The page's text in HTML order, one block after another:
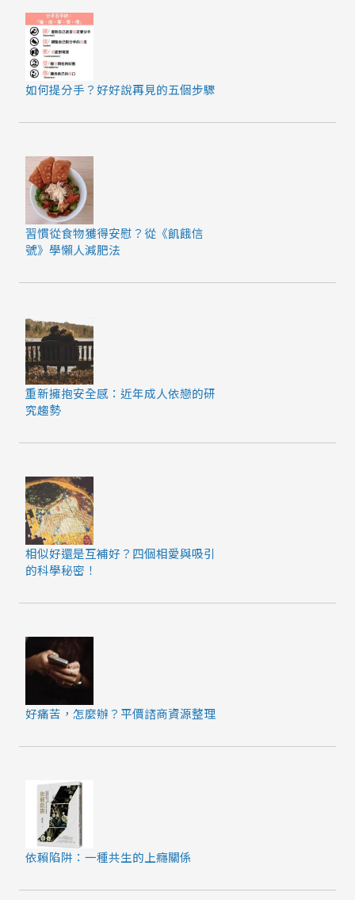
如何提分手？好好說再見的五個步驟
習慣從食物獲得安慰？從《飢餓信
號》學懶人減肥法
重新擁抱安全感：近年成人依戀的研
究趨勢
相似好還是互補好？四個相愛與吸引
的科學秘密！
好痛苦，怎麼辦？平價諮商資源整理
依賴陷阱：一種共生的上癮關係